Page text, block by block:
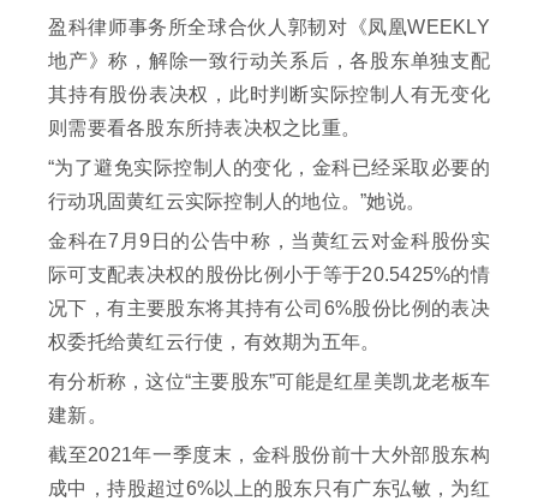
盈科律师事务所全球合伙人郭韧对《凤凰WEEKLY
地产》称，解除一致行动关系后，各股东单独支配
其持有股份表决权，此时判断实际控制人有无变化
则需要看各股东所持表决权之比重。
“为了避免实际控制人的变化，金科已经采取必要的
行动巩固黄红云实际控制人的地位。”她说。
金科在7月9日的公告中称，当黄红云对金科股份实
际可支配表决权的股份比例小于等于20.5425%的情
况下，有主要股东将其持有公司6%股份比例的表决
权委托给黄红云行使，有效期为五年。
有分析称，这位“主要股东”可能是红星美凯龙老板车
建新。
截至2021年一季度末，金科股份前十大外部股东构
成中，持股超过6%以上的股东只有广东弘敏，为红